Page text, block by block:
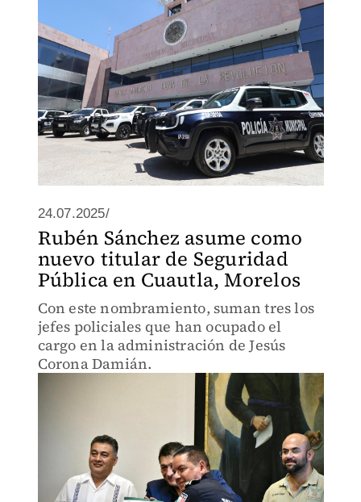
24.07.2025/
Rubén Sánchez asume como
nuevo titular de Seguridad
Pública en Cuautla, Morelos
Con este nombramiento, suman tres los
jefes policiales que han ocupado el
cargo en la administración de Jesús
Corona Damián.